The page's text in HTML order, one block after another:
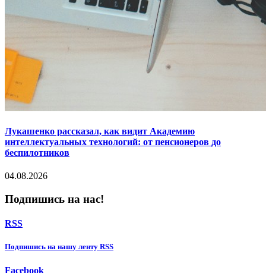
Лукашенко рассказал, как видит Академию
интеллектуальных технологий: от пенсионеров до
беспилотников
04.08.2026
Подпишись на нас!
RSS
Подпишиcь на нашу ленту RSS
Facebook